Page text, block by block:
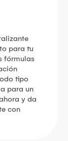
para tu
fórmulas
tipo
para un
y da
con